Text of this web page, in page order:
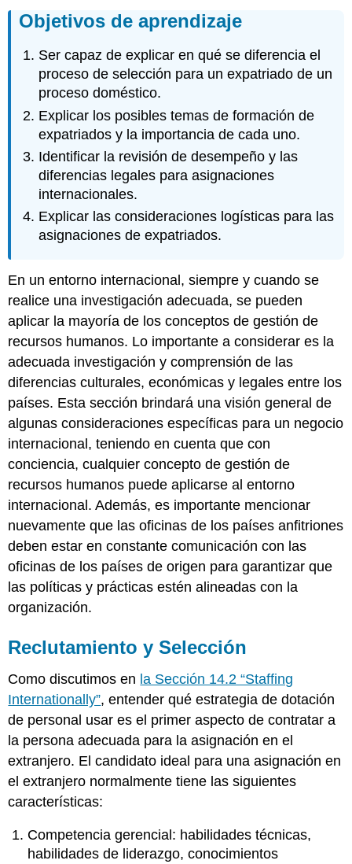
de
aprendizaje
Reclutamiento
y
Selección
Capacitación
Diferencias
culturales
Compensación
Recompensas
de
desempeño
laboral
internacional
Logística
de
Internacionales
¿Cómo
manejarías
esto?
Claves
llevar
Ejercicio
Referencias
Objetivos de aprendizaje
Ser capaz de explicar en qué se diferencia el
proceso de selección para un expatriado de un
proceso doméstico.
Explicar los posibles temas de formación de
expatriados y la importancia de cada uno.
Identificar la revisión de desempeño y las
diferencias legales para asignaciones
internacionales.
Explicar las consideraciones logísticas para las
asignaciones de expatriados.
En un entorno internacional, siempre y cuando se
realice una investigación adecuada, se pueden
aplicar la mayoría de los conceptos de gestión de
recursos humanos. Lo importante a considerar es la
adecuada investigación y comprensión de las
diferencias culturales, económicas y legales entre los
países. Esta sección brindará una visión general de
algunas consideraciones específicas para un negocio
internacional, teniendo en cuenta que con
conciencia, cualquier concepto de gestión de
recursos humanos puede aplicarse al entorno
internacional. Además, es importante mencionar
nuevamente que las oficinas de los países anfitriones
deben estar en constante comunicación con las
oficinas de los países de origen para garantizar que
las políticas y prácticas estén alineadas con la
organización.
Reclutamiento y Selección
Como discutimos en la Sección 14.2 “Staffing
Internationally”, entender qué estrategia de dotación
de personal usar es el primer aspecto de contratar a
la persona adecuada para la asignación en el
extranjero. El candidato ideal para una asignación en
el extranjero normalmente tiene las siguientes
características:
Competencia gerencial: habilidades técnicas,
habilidades de liderazgo, conocimientos